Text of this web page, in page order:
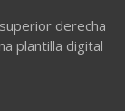
derecha
plantilla digital